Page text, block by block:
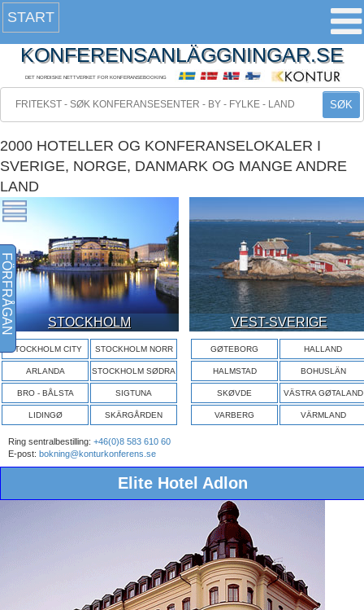
START
KONFERENSANLÄGGNINGAR.SE
DET NORDISKE NETTVERKET FOR KONFERANSEBOOKING
SØK
2000 HOTELLER OG KONFERANSELOKALER I
SVERIGE, NORGE, DANMARK OG MANGE ANDRE
LAND
STOCKHOLM
STOCKHOLM CITY STOCKHOLM NORR
ARLANDA STOCKHOLM SØDRA
BRO - BÅLSTA SIGTUNA
LIDINGØ SKÄRGÅRDEN
VEST-SVERIGE
GØTEBORG HALLAND
HALMSTAD BOHUSLÄN
SKØVDE VÄSTRA GØTALAND
VARBERG VÄRMLAND
Ring sentralbestilling: +46(0)8 583 610 60
E-post: bokning@konturkonferens.se
Elite Hotel Adlon
FÖRFRÅGAN